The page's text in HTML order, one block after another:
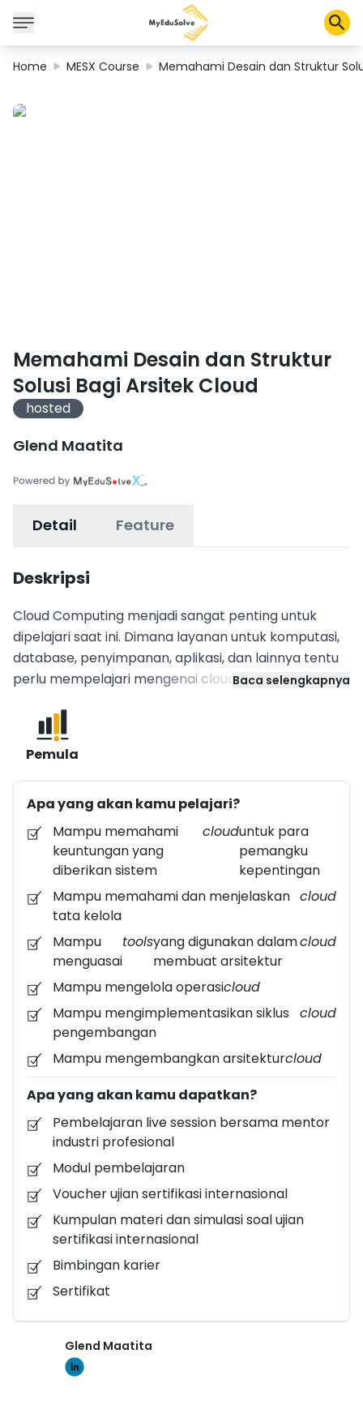
Corporate Solutions
Home MESX Course Memahami Desain dan Struktur
Memahami Desain dan Struktur
Solusi Bagi Arsitek Cloud
hosted
Glend Maatita
Detail Feature
Deskripsi
Cloud Computing menjadi sangat penting untuk
dipelajari saat ini. Dimana layanan untuk komputasi,
database, penyimpanan, aplikasi, dan lainnya tentu
perlu mempelajari mengenai cloud computing.
risiko kehilangan data dan risiko pemeliharaan
server. Seorang Cloud Architect bertugas untuk
merancang dan membangun infrastruktur cloud
computing untuk sebuah perusahaan. Maka dari itu,
seseorang yang ingin menjadi seorang Cloud
Architect perlu memahami dan juga mempelajari
penggunaan teknologi cloud untuk penyimpanan
data, server, database, jaringan, dan perangkat
lunak.
Baca selengkapnya
Pemula
Apa yang akan kamu pelajari?
Mampu memahami
keuntungan yang
diberikan sistem
clouduntuk para
pemangku
kepentingan
Mampu memahami dan menjelaskan
tata kelola
cloud
Mampu
menguasai
toolsyang digunakan dalam
membuat arsitektur
cloud
Mampu mengelola operasicloud
Mampu mengimplementasikan siklus
pengembangan
cloud
Mampu mengembangkan arsitekturcloud
Apa yang akan kamu dapatkan?
Pembelajaran live session bersama mentor
industri profesional
Modul pembelajaran
Voucher ujian sertifikasi internasional
Kumpulan materi dan simulasi soal ujian
sertifikasi internasional
Bimbingan karier
Sertifikat
Glend Maatita